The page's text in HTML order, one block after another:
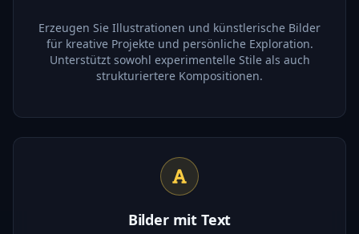
Erzeugen Sie Illustrationen und künstlerische Bilder
für kreative Projekte und persönliche Exploration.
Unterstützt sowohl experimentelle Stile als auch
strukturiertere Kompositionen.
Bilder mit Text